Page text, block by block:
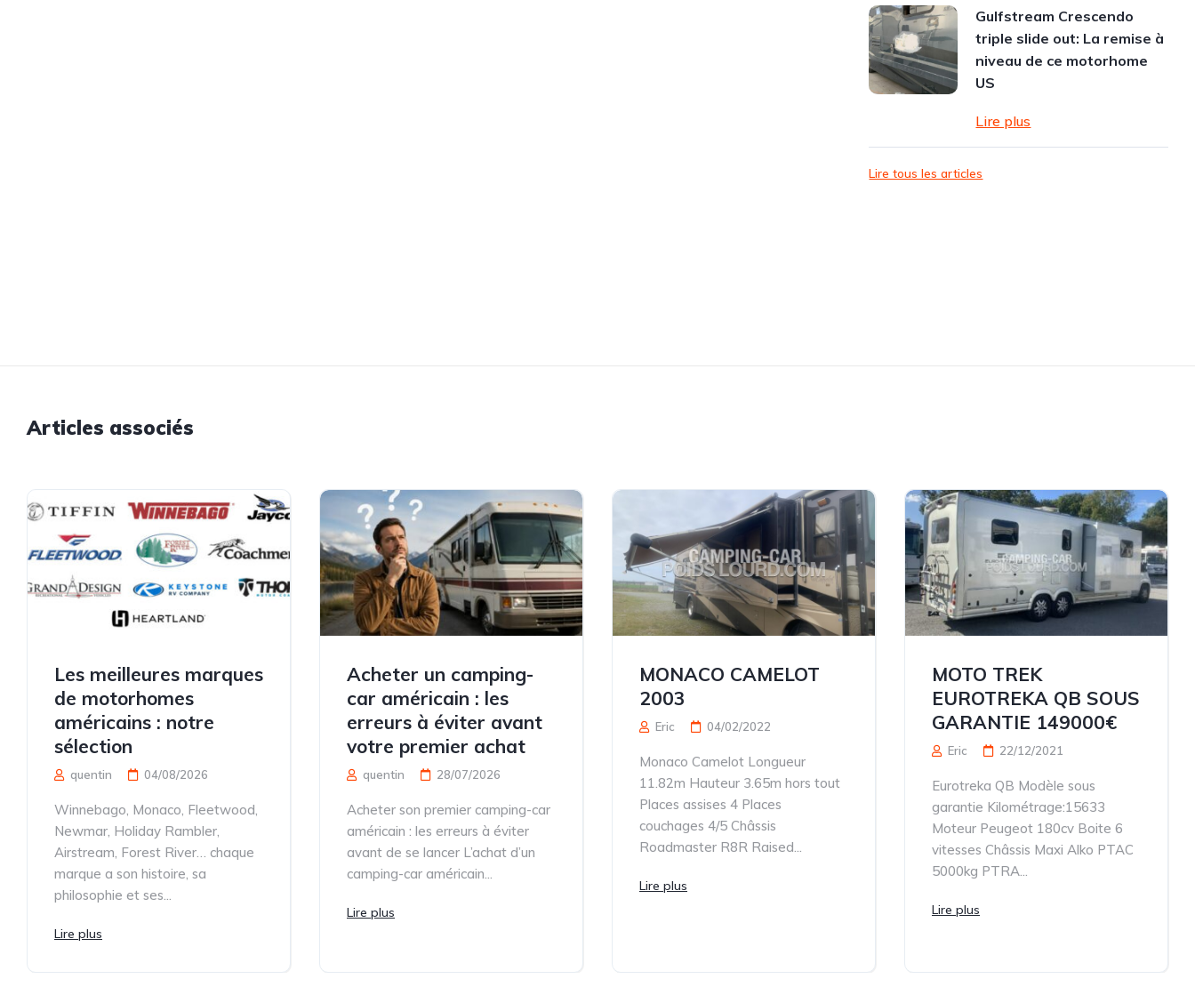
Gulfstream Crescendo
triple slide out: La remise à
niveau de ce motorhome
US
Lire plus
Lire tous les articles
Articles associés
Les meilleures marques
de motorhomes
américains : notre
sélection
quentin 04/08/2026
Winnebago, Monaco, Fleetwood,
Newmar, Holiday Rambler,
Airstream, Forest River… chaque
marque a son histoire, sa
philosophie et ses...
Lire plus
Acheter un camping-
car américain : les
erreurs à éviter avant
votre premier achat
quentin 28/07/2026
Acheter son premier camping-car
américain : les erreurs à éviter
avant de se lancer L’achat d’un
camping-car américain...
Lire plus
MONACO CAMELOT
2003
Eric 04/02/2022
Monaco Camelot Longueur
11.82m Hauteur 3.65m hors tout
Places assises 4 Places
couchages 4/5 Châssis
Roadmaster R8R Raised...
Lire plus
MOTO TREK
EUROTREKA QB SOUS
GARANTIE 149000€
Eric 22/12/2021
Eurotreka QB Modèle sous
garantie Kilométrage:15633
Moteur Peugeot 180cv Boite 6
vitesses Châssis Maxi Alko PTAC
5000kg PTRA...
Lire plus